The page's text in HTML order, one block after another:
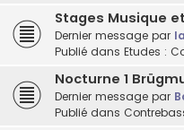
Stages Musique
Dernier message par
Publié dans Etudes :
Nocturne 1
Dernier message par
Publié dans